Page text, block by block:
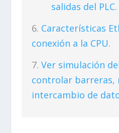
salidas del PLC.
Características
conexión a la CPU.
Ver simulación
controlar barreras,
intercambio de